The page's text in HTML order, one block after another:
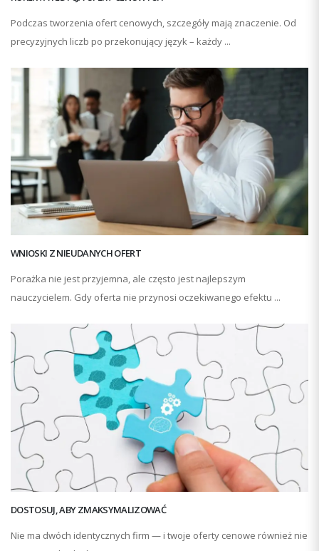
Podczas tworzenia ofert cenowych, szczegóły mają znaczenie. Od
precyzyjnych liczb po przekonujący język – każdy ...
WNIOSKI Z NIEUDANYCH OFERT
Porażka nie jest przyjemna, ale często jest najlepszym
nauczycielem. Gdy oferta nie przynosi oczekiwanego efektu ...
DOSTOSUJ, ABY ZMAKSYMALIZOWAĆ
Nie ma dwóch identycznych firm — i twoje oferty cenowe również nie